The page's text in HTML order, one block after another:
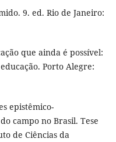
9. ed. Rio de Janeiro:
que ainda é possível:
Porto Alegre:
epistêmico-
campo no Brasil. Tese
de Ciências da